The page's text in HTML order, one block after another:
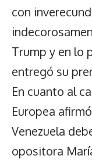
con
Trump y en lo
entregó su
En cuanto al
Europea
Venezuela
opositora